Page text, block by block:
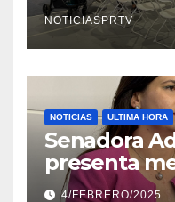
NOTICIASPRTV
NOTICIAS ULTIMA HORA
Senadora
presenta
violencia
4/FEBRERO/2025